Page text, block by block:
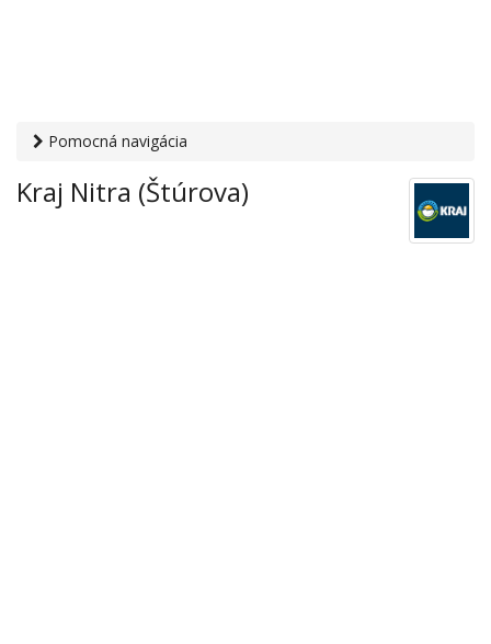
Pomocná navigácia
supermarkety › Kraj Nitra (Štúrova)
Kraj Nitra (Štúrova)